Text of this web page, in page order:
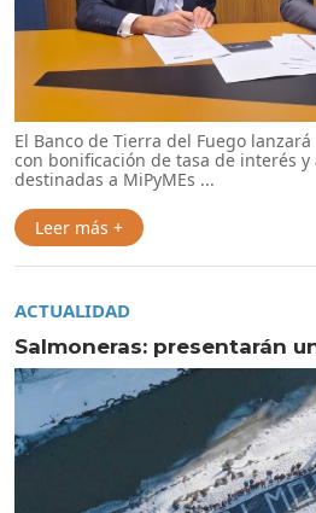
El Banco de Tierra del Fuego
con bonificación de tasa de interés
destinadas a MiPyMEs ...
Leer más +
ACTUALIDAD
Salmoneras: presentarán